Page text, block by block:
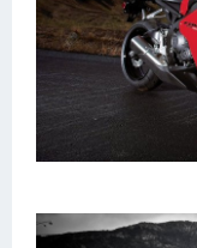
Ауди
Русские авто
Вольво
МАЗ